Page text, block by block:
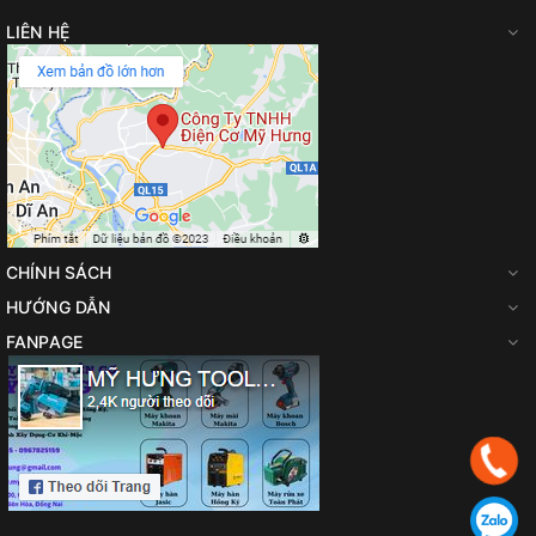
Gmail:makitadongnai@gmail.com
LIÊN HỆ
CHÍNH SÁCH
HƯỚNG DẪN
FANPAGE